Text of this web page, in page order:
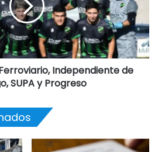
añejo patriarcado, y ahí confluyen
el ataque infantil flojo de
poco el actual presidente de la
sobre interrupción
y la natalidad. No es más que una
aporta al sentido común
falsos y la arenga violenta,
por eventos obstétricos,
Independiente de
SUPA y Progreso